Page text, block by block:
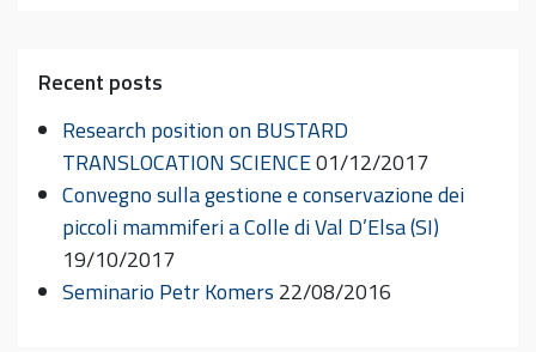
Recent posts
Research position on BUSTARD
TRANSLOCATION SCIENCE01/12/2017
Convegno sulla gestione e conservazione dei
piccoli mammiferi a Colle di Val D’Elsa (SI)
19/10/2017
Seminario Petr Komers 22/08/2016